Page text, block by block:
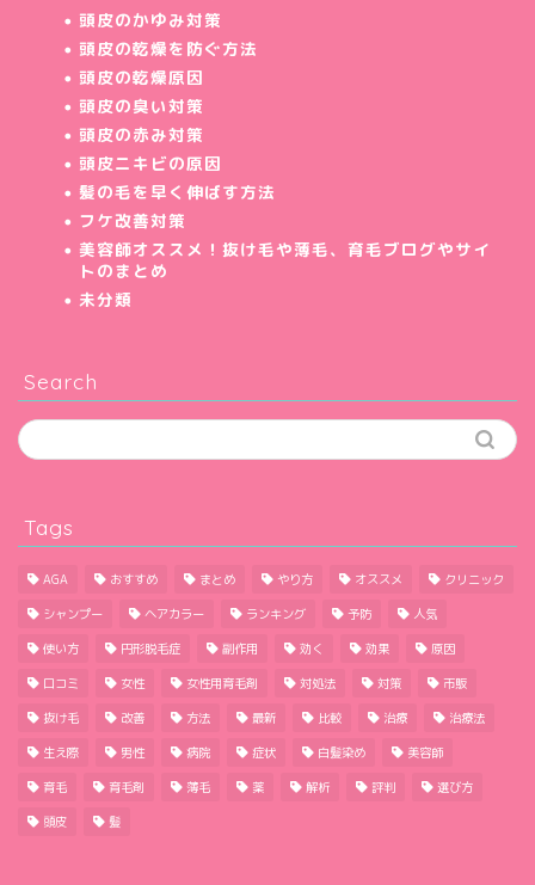
頭皮のかゆみ対策
頭皮の乾燥を防ぐ方法
頭皮の乾燥原因
頭皮の臭い対策
頭皮の赤み対策
頭皮ニキビの原因
髪の毛を早く伸ばす方法
フケ改善対策
美容師オススメ！抜け毛や薄毛、育毛ブログやサイ
トのまとめ
未分類
Search
Tags
AGA おすすめ まとめ やり方 オススメ クリニック
シャンプー ヘアカラー ランキング 予防 人気
使い方 円形脱毛症 副作用 効く 効果 原因
口コミ 女性 女性用育毛剤 対処法 対策 市販
抜け毛 改善 方法 最新 比較 治療 治療法
生え際 男性 病院 症状 白髪染め 美容師
育毛 育毛剤 薄毛 薬 解析 評判 選び方
頭皮 髪